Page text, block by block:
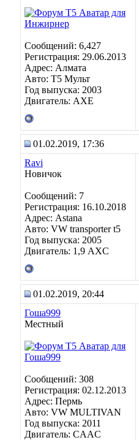
Сообщений: 6,427
Регистрация: 29.06.2013
Адрес: Алмата
Авто: Т5 Мульт
Год выпуска: 2003
Двигатель: АХЕ
01.02.2019, 17:36
Ravi
Новичок
Сообщений: 7
Регистрация: 16.10.2018
Адрес: Astana
Авто: VW transporter t5
Год выпуска: 2005
Двигатель: 1,9 AXC
01.02.2019, 20:44
Гоша999
Местный
Сообщений: 308
Регистрация: 02.12.2013
Адрес: Пермь
Авто: VW MULTIVAN
Год выпуска: 2011
Двигатель: CAAC